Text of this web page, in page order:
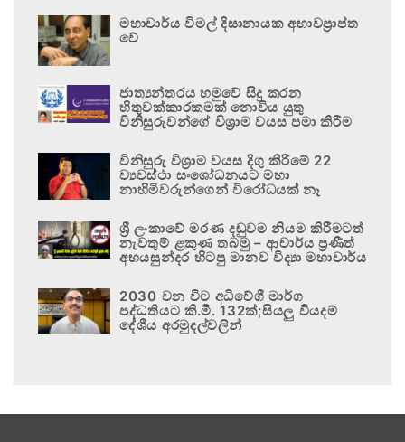
මහාචාර්ය විමල් දිසානායක අභාවප්‍රාප්ත
වේ
ජාත්‍යන්තරය හමුවේ සිදු කරන
හිතුවක්කාරකමක් නොවිය යුතු
විනිසුරුවන්ගේ විශ්‍රාම වයස පමා කිරීම
විනිසුරු විශ්‍රාම වයස දිගු කිරීමේ 22
ව්‍යවස්ථා සංශෝධනයට මහා
නාහිමිවරුන්ගෙන් විරෝධයක් නෑ
ශ්‍රී ලංකාවේ මරණ දඬුවම නියම කිරීමටත්
නැවතුම් ළකුණ තබමු – ආචාර්ය ප්‍රණීත්
අභයසුන්දර හිටපු මානව විද්‍යා මහාචාර්ය
2030 වන විට අධිවේගී මාර්ග
පද්ධතියට කි.මී. 132ක්;සියලු වියදම්
දේශීය අරමුදල්වලින්